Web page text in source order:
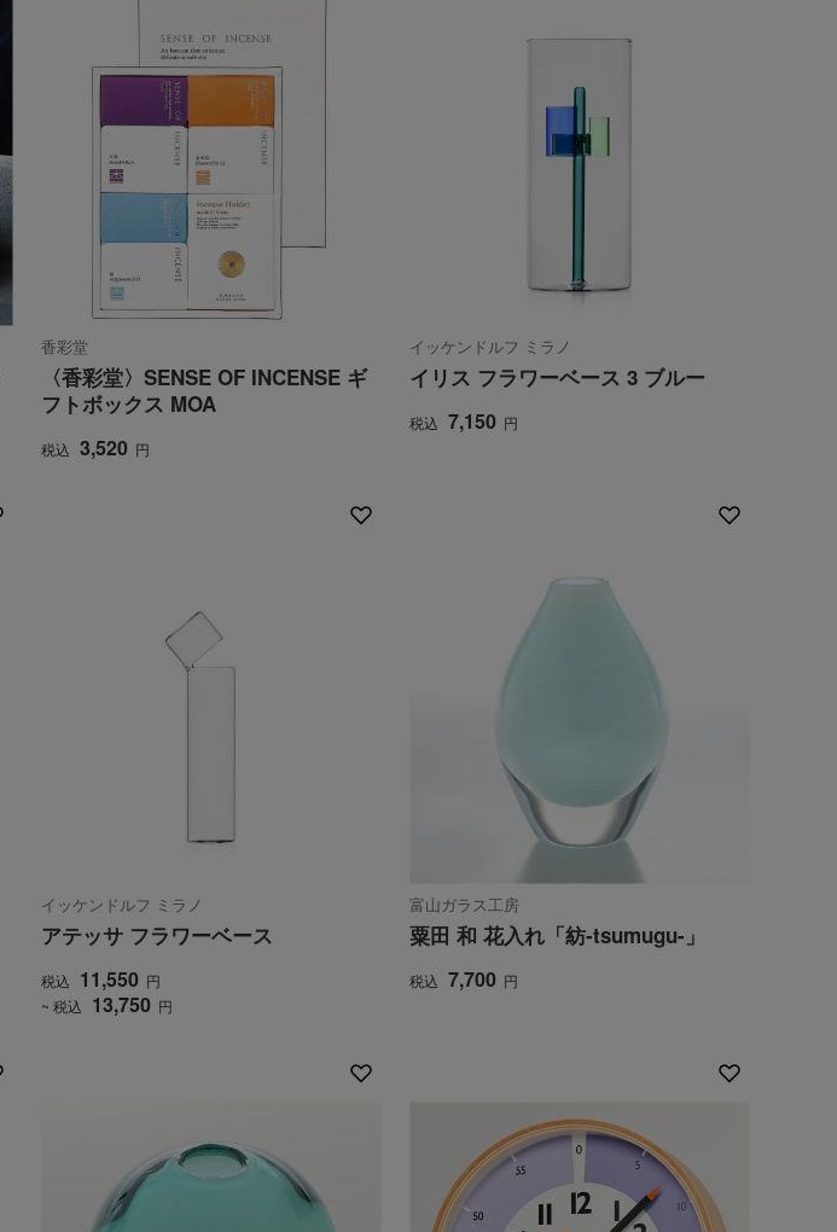
マ ヤ ラ
香彩堂
〈香彩堂〉SENSE OF INCENSE ギ
フトボックス MOA
税込 3,520 円
イッケンドルフ ミラノ
イリス フラワーベース 3 ブルー
税込 7,150 円
イッケンドルフ ミラノ
アテッサ フラワーベース
税込 11,550 円
~ 税込 13,750 円
富山ガラス工房
粟田 和 花入れ「紡-tsumugu-」
税込 7,700 円